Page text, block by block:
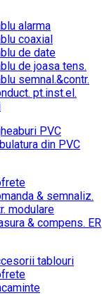
alarma
coaxial
de date
de joasa tens.
semnal.&contr.
pt.inst.el.
PVC
din PVC
& semnaliz.
modulare
& compens. ER
tablouri